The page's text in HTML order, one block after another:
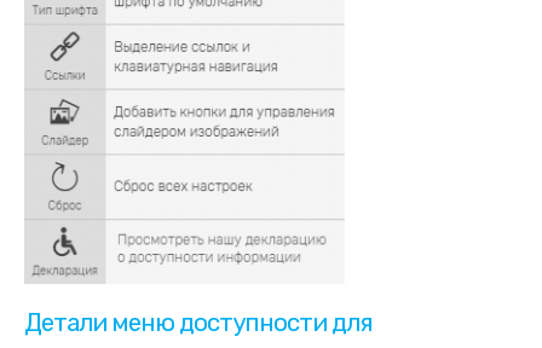
Детали меню доступности для